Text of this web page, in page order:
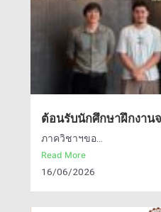
ต้อนรับนักศึกษาฝึกงาน
ภาควิชาฯขอ...
Read More
16/06/2026